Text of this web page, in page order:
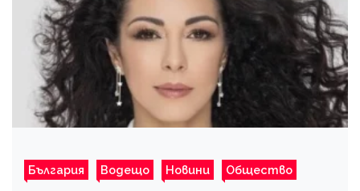
България Водещо Новини Общество